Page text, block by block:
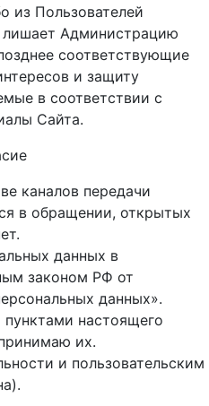
из Пользователей
Администрацию
соответствующие
и защиту
в соответствии с
Сайта.
каналов передачи
в обращении, открытых
данных в
законом РФ от
данных».
настоящего
их.
и пользовательским